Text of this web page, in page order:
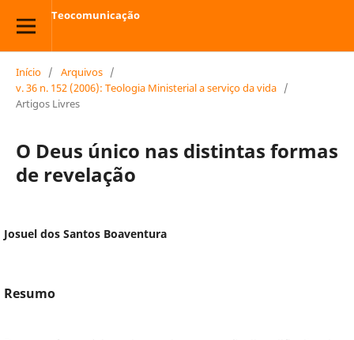
Teocomunicação
Início / Arquivos /
v. 36 n. 152 (2006): Teologia Ministerial a serviço da vida /
Artigos Livres
O Deus único nas distintas formas
de revelação
Josuel dos Santos Boaventura
Resumo